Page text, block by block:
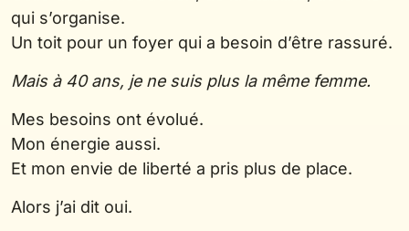
qui s’organise.
Un toit pour un foyer qui a besoin d’être rassuré.
Mais à 40 ans, je ne suis plus la même femme.
Mes besoins ont évolué.
Mon énergie aussi.
Et mon envie de liberté a pris plus de place.
Alors j’ai dit oui.